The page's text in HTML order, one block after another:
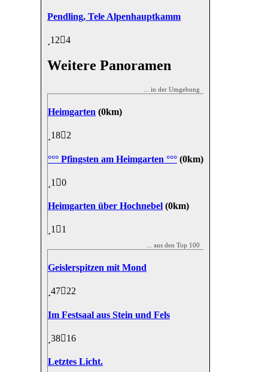
Pendling, Tele Alpenhauptkamm
12 4
Weitere Panoramen
... in der Umgebung
Heimgarten (0km)
18 2
°°° Pfingsten am Heimgarten °°° (0km)
1 0
Heimgarten über Hochnebel (0km)
1 1
... aus den Top 100
Geislerspitzen mit Mond
47 22
Im Festsaal aus Stein und Fels
38 16
Letztes Licht.